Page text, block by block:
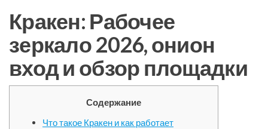
Кракен: Рабочее
зеркало 2026, онион
вход и обзор площадки
Содержание
Что такое Кракен и как работает